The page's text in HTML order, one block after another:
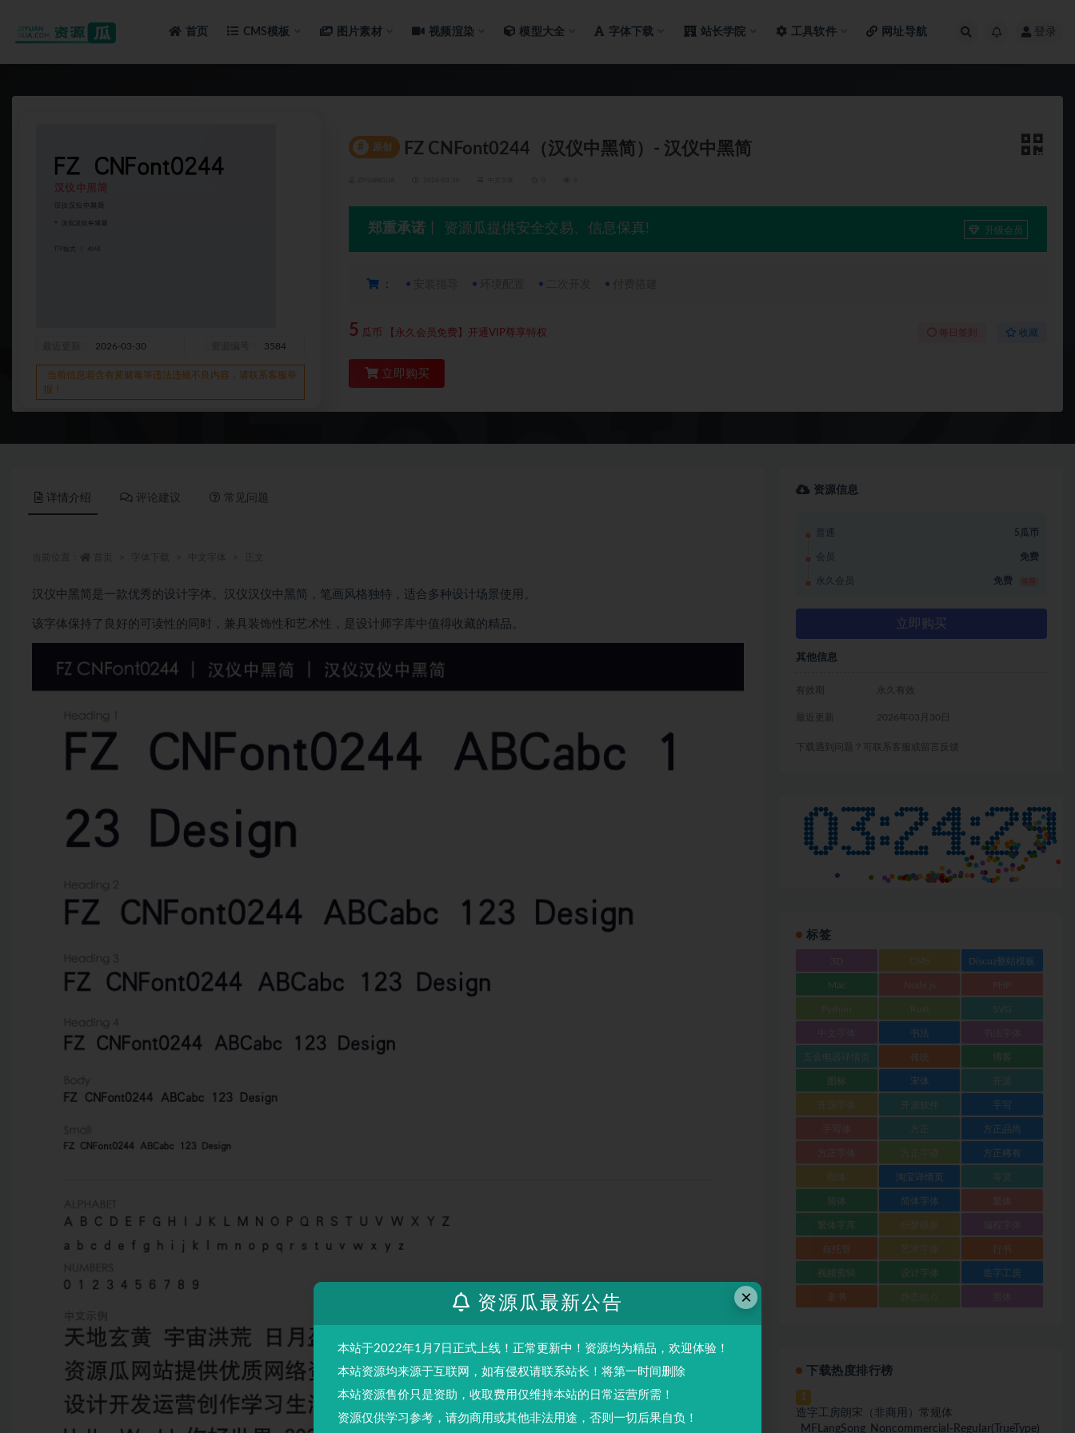
首页 CMS模板 图片素材 视频渲染 模型大全 字体下载 站长学院 工具软件 网址导航 登录
2026-03-30 3584
当前信息若含有黄赌毒等违法违规不良内容，请联系客服举
报！
# 原创 FZ CNFont0244（汉仪中黑简）- 汉仪中黑简
郑重承诺 丨 资源瓜提供安全交易、信息保真! 升级会员
：
5 瓜币 【永久会员免费】开通VIP尊享特权 每日签到 收藏
立即购买
详情介绍 评论建议 常见问题
汉仪中黑简是一款优秀的设计字体。汉仪汉仪中黑简，笔画风格独特，适合多种设计场景使用。
该字体保持了良好的可读性的同时，兼具装饰性和艺术性，是设计师字库中值得收藏的精品。
资源信息
普通 5瓜币
会员 免费
永久会员 免费
立即购买
其他信息
有效期 永久有效
最近更新 2026年03月30日
下载遇到问题？可联系客服或留言反馈
标签
CMS Discuz整站模板
Mac
SVG
书法
五金电器详情页 传统 博客
图标 宋体 开源
开源字体 开源软件 手写
方正 方正品尚
方正稀有
楷体 淘宝详情页 等宽
简体 简体字体
繁体字库 织梦模板
自托管 艺术字体 行书
视频剪辑 设计字体 造字工房
隶书
下载热度排行榜
1
造字工房朗宋（非商用）常规体
_MFLangSong_NoncommerciaI-ReguIar(TrueType)
×
资源瓜最新公告
本站于2022年1月7日正式上线！正常更新中！资源均为精品，欢迎体验！
本站资源均来源于互联网，如有侵权请联系站长！将第一时间删除
本站资源售价只是资助，收取费用仅维持本站的日常运营所需！
资源仅供学习参考，请勿商用或其他非法用途，否则一切后果自负！